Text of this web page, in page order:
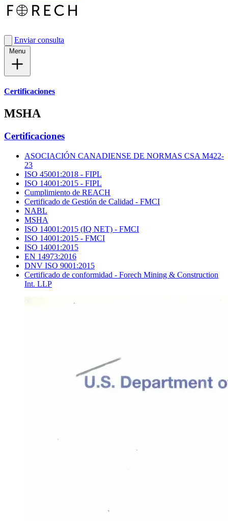
Enviar consulta
Certificaciones
MSHA
Certificaciones
ASOCIACIÓN CANADIENSE DE NORMAS CSA M422-
23
ISO 45001:2018 - FIPL
ISO 14001:2015 - FIPL
Cumplimiento de REACH
Certificado de Gestión de Calidad - FMCI
NABL
MSHA
ISO 14001:2015 (IQ NET) - FMCI
ISO 14001:2015 - FMCI
ISO 14001:2015
EN 14973:2016
DNV ISO 9001:2015
Certificado de conformidad - Forech Mining & Construction
Int. LLP